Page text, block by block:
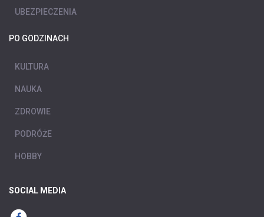
UBEZPIECZENIA
PO GODZINACH
KULTURA
NAUKA
ZDROWIE
PODRÓŻE
HOBBY
SOCIAL MEDIA